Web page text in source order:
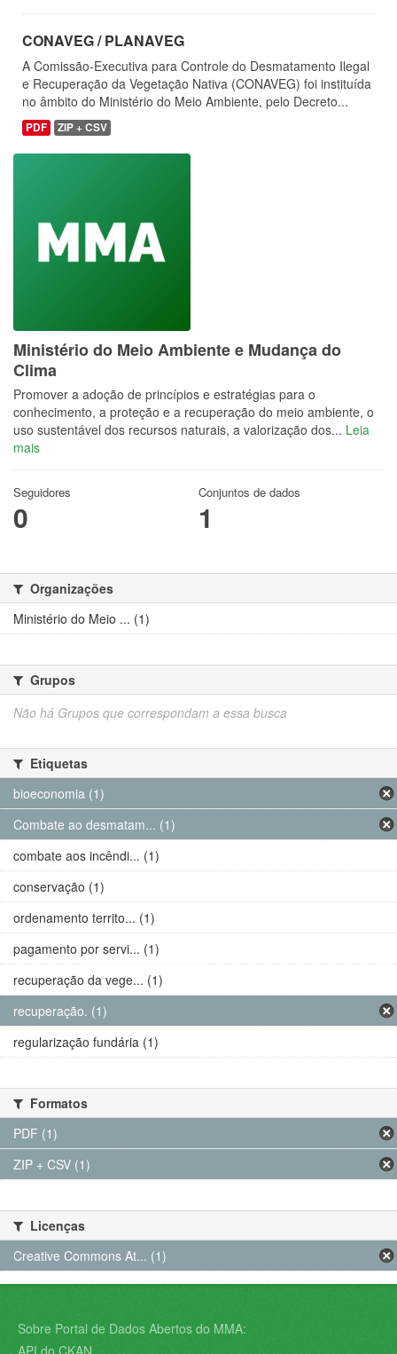
CONAVEG / PLANAVEG
A Comissão-Executiva para Controle do Desmatamento Ilegal
e Recuperação da Vegetação Nativa (CONAVEG) foi instituída
no âmbito do Ministério do Meio Ambiente, pelo Decreto...
PDF ZIP + CSV
Ministério do Meio Ambiente e Mudança do
Clima
Promover a adoção de princípios e estratégias para o
conhecimento, a proteção e a recuperação do meio ambiente, o
uso sustentável dos recursos naturais, a valorização dos... Leia
mais
Seguidores
0
Conjuntos de dados
1
Organizações
Ministério do Meio ... (1)
Grupos
Não há Grupos que correspondam a essa busca
Etiquetas
bioeconomia (1)
Combate ao desmatam... (1)
combate aos incêndi... (1)
conservação (1)
ordenamento territo... (1)
pagamento por servi... (1)
recuperação da vege... (1)
recuperação. (1)
regularização fundária (1)
Formatos
PDF (1)
ZIP + CSV (1)
Licenças
Creative Commons At... (1)
Sobre Portal de Dados Abertos do MMA:
API do CKAN